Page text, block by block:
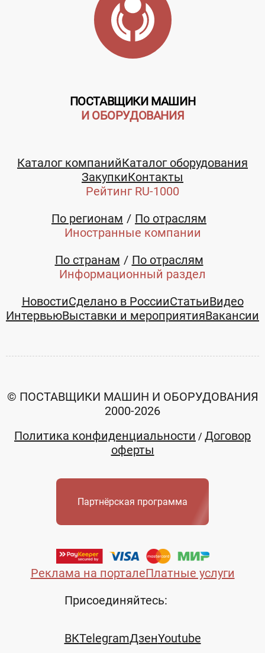
ПОСТАВЩИКИ МАШИН
И ОБОРУДОВАНИЯ
Каталог компанийКаталог оборудования
ЗакупкиКонтакты
Рейтинг RU-1000
По регионам
По отраслям
Иностранные компании
По странам
По отраслям
Информационный раздел
НовостиСделано в РоссииСтатьиВидео
ИнтервьюВыставки и мероприятияВакансии
Реклама на порталеПлатные услуги
© ПОСТАВЩИКИ МАШИН И ОБОРУДОВАНИЯ
2000-2026
Политика конфиденциальности / Договор
оферты
Партнёрская программа
Присоединяйтесь:
ВКTelegramДзенYoutube